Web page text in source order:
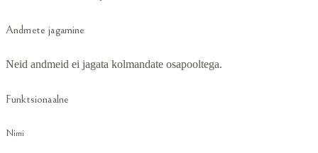
Andmete jagamine
Neid andmeid ei jagata kolmandate osapooltega.
Funktsionaalne
Nimi